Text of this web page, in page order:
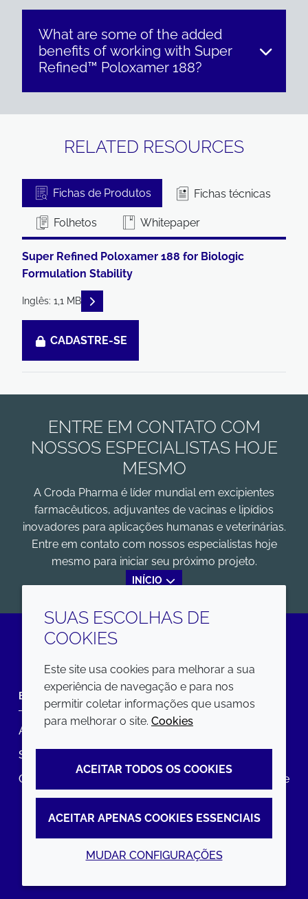
What are some of the added
benefits of working with Super
Refined™ Poloxamer 188?
RELATED RESOURCES
Fichas de Produtos Fichas técnicas
Folhetos Whitepaper
Super Refined Poloxamer 188 for Biologic
Formulation Stability
Inglês: 1,1 MB READ DESCRIPTIONS
CADASTRE-SE
ENTRE EM CONTATO COM
NOSSOS ESPECIALISTAS HOJE
MESMO
A Croda Pharma é líder mundial em excipientes
farmacêuticos, adjuvantes de vacinas e lipídios
inovadores para aplicações humanas e veterinárias.
Entre em contato com nossos especialistas hoje
mesmo para iniciar seu próximo projeto.
INÍCIO
LinkedIn
EMPRESA
Annual Report
Sustainability Report
Croda.com
LEGAL
Termos e condições
Declaração de Acessibilidade
SUAS ESCOLHAS DE
COOKIES
Este site usa cookies para melhorar a sua
experiência de navegação e para nos
permitir coletar informações que usamos
para melhorar o site. Cookies
ACEITAR TODOS OS COOKIES
ACEITAR APENAS COOKIES ESSENCIAIS
MUDAR CONFIGURAÇÕES